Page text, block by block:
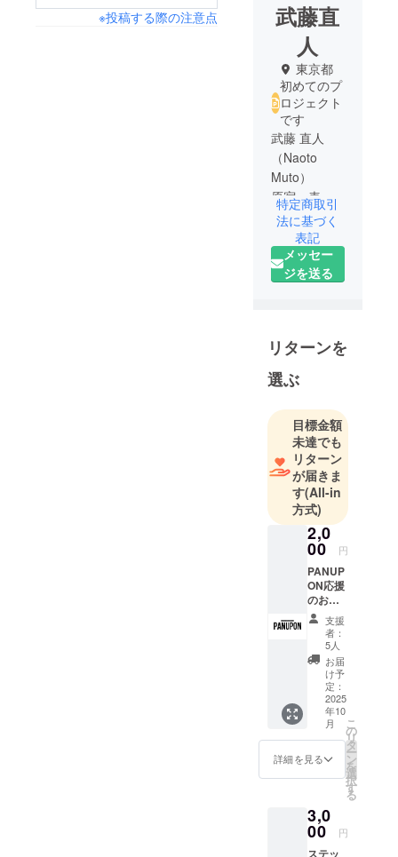
※投稿する際の注意点
武藤直
人
東京都
初めてのプ
ロジェクト
です
武藤 直人
（Naoto
Muto）
原宿・表参
道の美容室
「PANUPON
」
語、英語の
３つを使い
通訳の仕事
を目指して
ました。
高校生最後
進路を決め
る時期にシ
ングルマ
ザーだった
自分の母親
の頭部の白
髪を見て驚
きました。
自分の好き
な人をいつ
までも綺麗
でいて欲し
いと思い美
容師という
を選び、都
内サロンで
８年経験を
独立。
2024年に原
特定商取引
法に基づく
表記
メッセー
ジを送る
リターンを
選ぶ
目標金額
未達でも
リターン
が届きま
す(All-in
方式)
2,0
00 円
PANUP
ON応援
のお気
持ち •
お礼の
メッ
セージ
(メー
ル）
(5,000
円、
8,000
円、
10,000
円、
30,000
50,000
円の
PANUP
支援
者：
5人
お届
け予
定：
2025
年10
月
詳細を見る
こ
の
リ
タ
ー
ン
を
選
択
す
る
3,0
00 円
ステッ